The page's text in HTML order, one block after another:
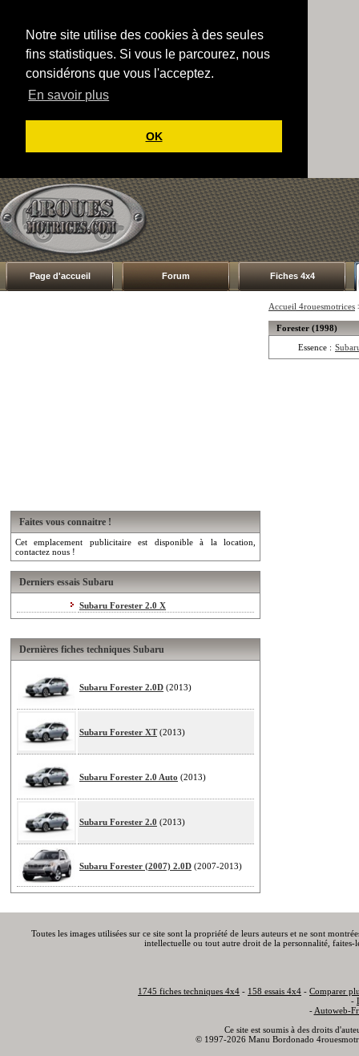
Notre site utilise des cookies à des seules
fins statistiques. Si vous le parcourez, nous
considérons que vous l'acceptez.
En savoir plus
OK
Page d'accueil Forum Fiches 4x4
Faites vous connaitre !
Cet emplacement publicitaire est disponible à la location,
contactez nous !
Derniers essais Subaru
Subaru Forester 2.0 X
Dernières fiches techniques Subaru
Subaru Forester 2.0D (2013)
Subaru Forester XT(2013)
Subaru Forester 2.0 Auto (2013)
Subaru Forester 2.0 (2013)
Subaru Forester (2007) 2.0D (2007-2013)
Accueil 4rouesmotrices
Forester (1998)
Essence :
Toutes les images utilisées sur ce site sont la propriété de leurs auteurs et ne sont
intellectuelle ou tout autre droit de la personnalité,
1745 fiches techniques 4x4 - 158 essais 4x4 - Comparer
-
- Autoweb-
Ce site est soumis à des droits
© 1997-2026 Manu Bordonado